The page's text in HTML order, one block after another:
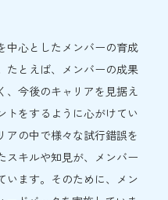
中心としたメンバーの育成
たとえば、メンバーの成果
今後のキャリアを見据え
トをするように心がけてい
アの中で様々な試行錯誤を
スキルや知見が、メンバー
います。そのために、メン